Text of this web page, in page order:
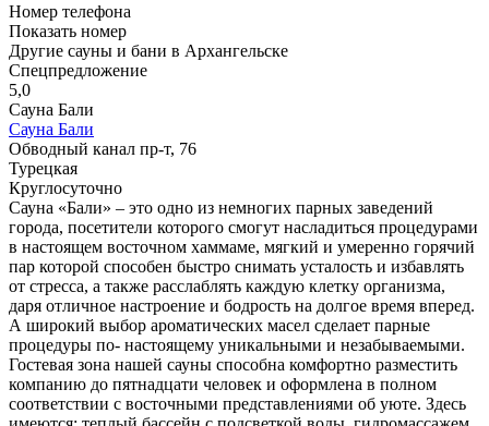
Номер телефона
Показать номер
Другие сауны и бани в Архангельске
Спецпредложение
5,0
Сауна Бали
Сауна Бали
Обводный канал пр-т, 76
Турецкая
Круглосуточно
Сауна «Бали» – это одно из немногих парных заведений
города, посетители которого смогут насладиться процедурами
в настоящем восточном хаммаме, мягкий и умеренно горячий
пар которой способен быстро снимать усталость и избавлять
от стресса, а также расслаблять каждую клетку организма,
даря отличное настроение и бодрость на долгое время вперед.
А широкий выбор ароматических масел сделает парные
процедуры по- настоящему уникальными и незабываемыми.
Гостевая зона нашей сауны способна комфортно разместить
компанию до пятнадцати человек и оформлена в полном
соответствии с восточными представлениями об уюте. Здесь